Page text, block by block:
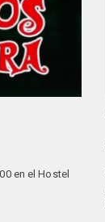
en el Hostel